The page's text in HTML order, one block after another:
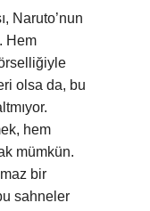
Naruto’nun
Hem
olsa da, bu
hem
mümkün.
bir
sahneler